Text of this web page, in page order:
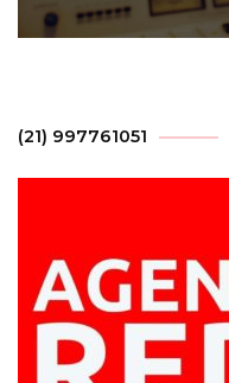
(21) 997761051